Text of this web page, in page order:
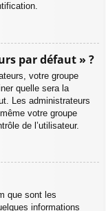
par défaut » ?
votre groupe
quelle sera la
Les administrateurs
votre groupe
de l’utilisateur.
que sont les
informations